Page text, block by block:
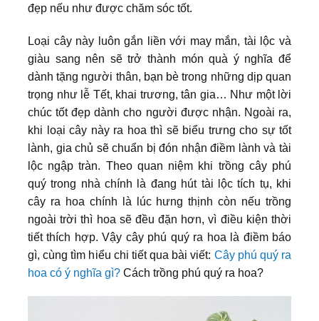
đẹp nếu như được chăm sóc tốt.
Loại cây này luôn gắn liền với may mắn, tài lộc và
giàu sang nên sẽ trở thành món quà ý nghĩa để
dành tặng người thân, bạn bè trong những dịp quan
trọng như lễ Tết, khai trương, tân gia… Như một lời
chúc tốt đẹp dành cho người được nhận. Ngoài ra,
khi loại cây này ra hoa thì sẽ biểu trưng cho sự tốt
lành, gia chủ sẽ chuẩn bị đón nhận điềm lành và tài
lộc ngập tràn. Theo quan niệm khi trồng cây phú
quý trong nhà chính là đang hút tài lộc tích tụ, khi
cây ra hoa chính là lúc hưng thịnh còn nếu trồng
ngoài trời thì hoa sẽ đều đặn hơn, vì điều kiện thời
tiết thích hợp. Vậy cây phú quý ra hoa là điềm báo
gì, cùng tìm hiểu chi tiết qua bài viết: Cây phú quý ra
hoa có ý nghĩa gì? Cách trồng phú quý ra hoa?